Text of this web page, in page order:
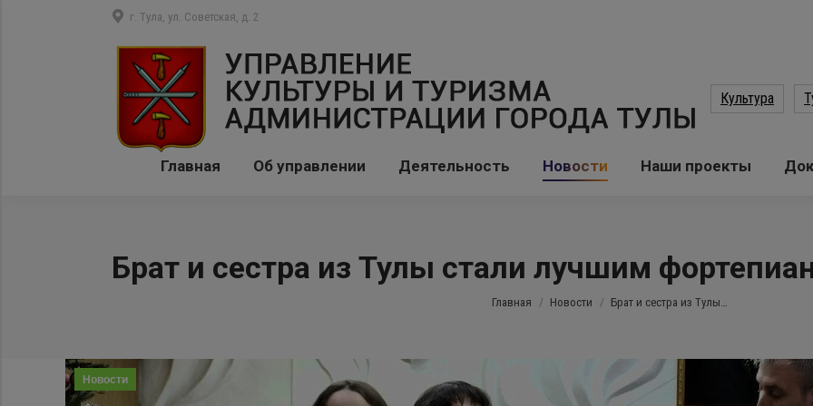
г. Тула, ул. Советская, д. 2
Культура
Главная Об управлении Деятельность Новости Наши проекты
Брат и сестра из Тулы стали лучшим
Вы здесь:
Главная Новости Брат и сестра из Тулы…
Новости